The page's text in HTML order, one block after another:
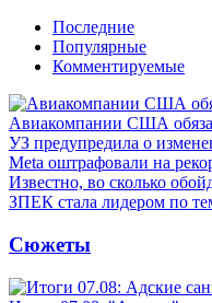
Последние
Популярные
Комментируемые
Авиакомпании США
УЗ предупредила о
Meta оштрафовали на
Известно, во сколько
ЗПЕК стала лидером по
Сюжеты